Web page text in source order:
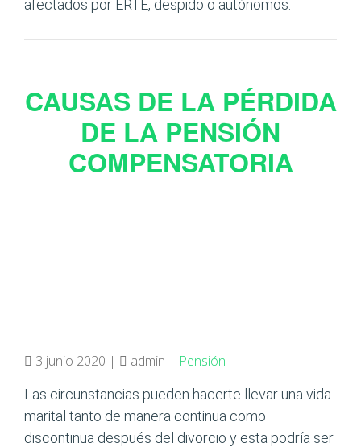
afectados por ERTE, despido o autónomos.
CAUSAS DE LA PÉRDIDA
DE LA PENSIÓN
COMPENSATORIA
3 junio 2020 | admin | Pensión
Las circunstancias pueden hacerte llevar una vida
marital tanto de manera continua como
discontinua después del divorcio y esta podría ser